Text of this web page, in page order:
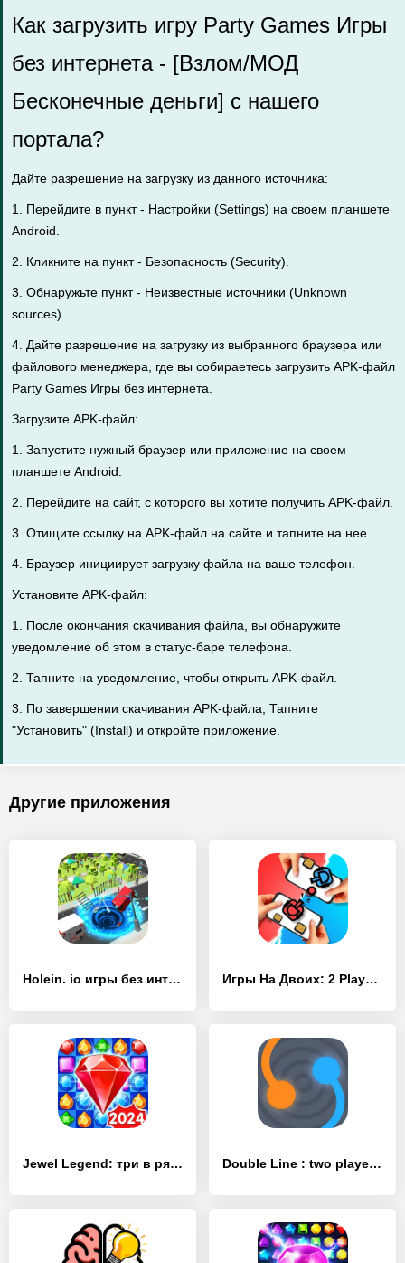
Как загрузить игру Party Games Игры
без интернета - [Взлом/МОД
Бесконечные деньги] с нашего
портала?
Дайте разрешение на загрузку из данного источника:
1. Перейдите в пункт - Настройки (Settings) на своем планшете
Android.
2. Кликните на пункт - Безопасность (Security).
3. Обнаружьте пункт - Неизвестные источники (Unknown
sources).
4. Дайте разрешение на загрузку из выбранного браузера или
файлового менеджера, где вы собираетесь загрузить APK-файл
Party Games Игры без интернета.
Загрузите APK-файл:
1. Запустите нужный браузер или приложение на своем
планшете Android.
2. Перейдите на сайт, с которого вы хотите получить APK-файл.
3. Отищите ссылку на APK-файл на сайте и тапните на нее.
4. Браузер инициирует загрузку файла на ваше телефон.
Установите APK-файл:
1. После окончания скачивания файла, вы обнаружите
уведомление об этом в статус-баре телефона.
2. Тапните на уведомление, чтобы открыть APK-файл.
3. По завершении скачивания APK-файла, Тапните
"Установить" (Install) и откройте приложение.
Другие приложения
Holein. io игры без интернета! - [Взлом/МОД Бесконечные деньги] Игры На Двоих: 2 Player Games - [Взлом/МОД Много денег]
Jewel Legend: три в ряд игры - [Взлом/МОД Бесконечные деньги] Double Line : two player games - [Взлом/МОД Бесконечные деньги]